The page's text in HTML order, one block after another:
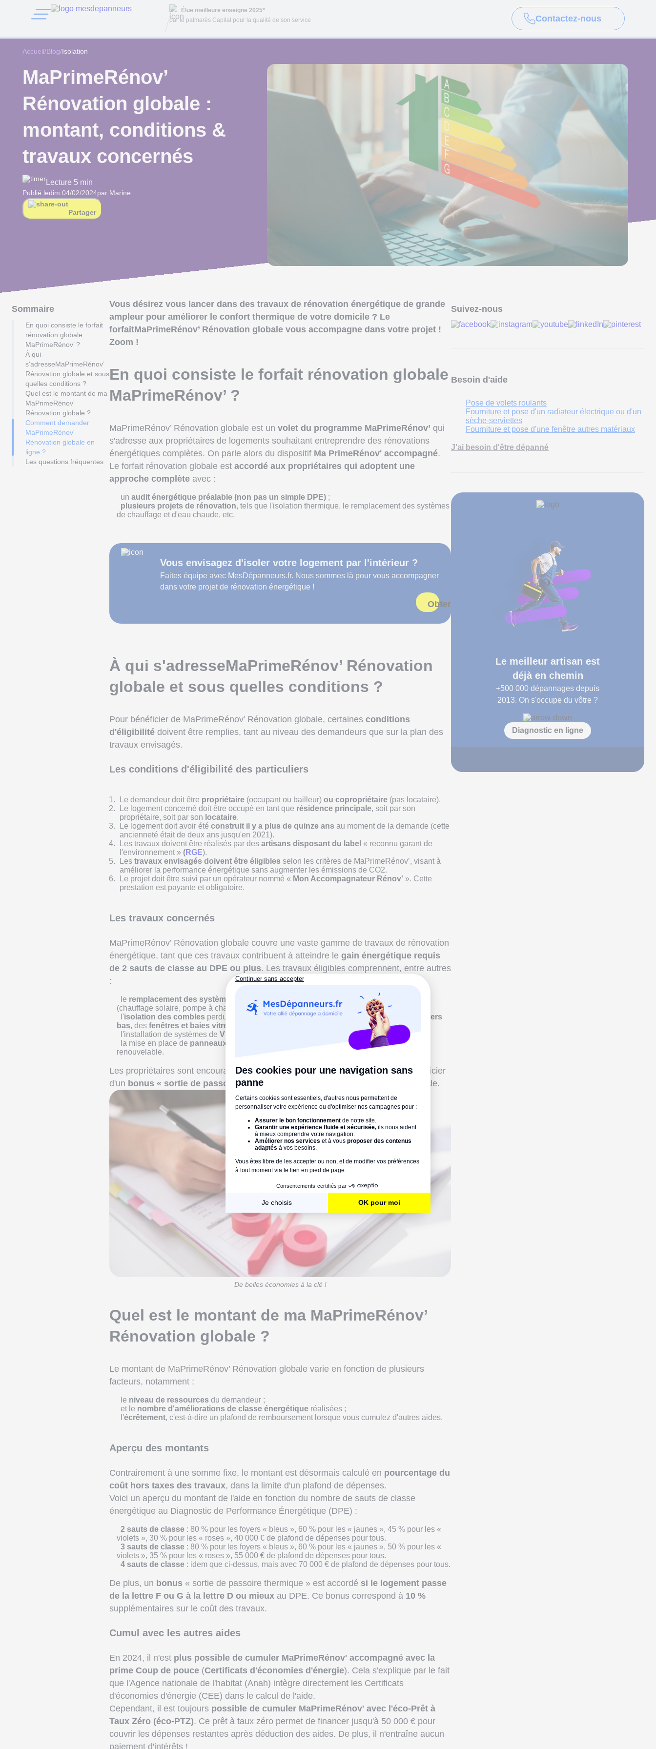
Élue meilleure enseigne 2025*
par le palmarès Capital pour la qualité de son service
Contactez-nous
Accueil/Blog/Isolation
MaPrimeRénov’
Rénovation globale :
montant, conditions &
travaux concernés
Lecture 5 min
Publié ledim 04/02/2024par Marine
Partager
Sommaire
En quoi consiste le forfait
rénovation globale
MaPrimeRénov’ ?
À qui
s'adresseMaPrimeRénov’
Rénovation globale et sous
quelles conditions ?
Quel est le montant de ma
MaPrimeRénov’
Rénovation globale ?
Comment demander
MaPrimeRénov'
Rénovation globale en
ligne ?
Les questions fréquentes
Vous désirez vous lancer dans des travaux de rénovation énergétique de grande
ampleur pour améliorer le confort thermique de votre domicile ? Le
forfaitMaPrimeRénov’ Rénovation globale vous accompagne dans votre projet !
Zoom !
En quoi consiste le forfait rénovation globale
MaPrimeRénov’ ?
MaPrimeRénov’ Rénovation globale est un volet du programme MaPrimeRénov’ qui
s'adresse aux propriétaires de logements souhaitant entreprendre des rénovations
énergétiques complètes. On parle alors du dispositif Ma PrimeRénov' accompagné.
Le forfait rénovation globale est accordé aux propriétaires qui adoptent une
approche complète avec :
un audit énergétique préalable (non pas un simple DPE) ;
plusieurs projets de rénovation, tels que l'isolation thermique, le remplacement des systèmes
de chauffage et d'eau chaude, etc.
Vous envisagez d'isoler votre logement par l'intérieur ?
Faites équipe avec MesDépanneurs.fr. Nous sommes là pour vous accompagner
dans votre projet de rénovation énergétique !
Obtenir un devis
À qui s'adresseMaPrimeRénov’ Rénovation
globale et sous quelles conditions ?
Pour bénéficier de MaPrimeRénov’ Rénovation globale, certaines conditions
d'éligibilité doivent être remplies, tant au niveau des demandeurs que sur la plan des
travaux envisagés.
Les conditions d'éligibilité des particuliers
Le demandeur doit être propriétaire (occupant ou bailleur) ou copropriétaire (pas locataire).
Le logement concerné doit être occupé en tant que résidence principale, soit par son
propriétaire, soit par son locataire.
Le logement doit avoir été construit il y a plus de quinze ans au moment de la demande (cette
ancienneté était de deux ans jusqu'en 2021).
Les travaux doivent être réalisés par des artisans disposant du label « reconnu garant de
l'environnement » (RGE).
Les travaux envisagés doivent être éligibles selon les critères de MaPrimeRénov’, visant à
améliorer la performance énergétique sans augmenter les émissions de CO2.
Le projet doit être suivi par un opérateur nommé « Mon Accompagnateur Rénov' ». Cette
prestation est payante et obligatoire.
Les travaux concernés
MaPrimeRénov’ Rénovation globale couvre une vaste gamme de travaux de rénovation
énergétique, tant que ces travaux contribuent à atteindre le gain énergétique requis
de 2 sauts de classe au DPE ou plus. Les travaux éligibles comprennent, entre autres
:
le remplacement des systèmes de chauffage par des options plus écoresponsables
(chauffage solaire, pompe à chaleur air/eau ou air/air, d'un poêle à bûches ou à granulés) ;
l'isolation des combles perdus ou aménageables,des murs par l'extérieur, des
planchers
bas, des fenêtres et baies vitrées
l'installation de systèmes de VMC simple ou double-flux
la mise en place de panneaux photovoltaïques
pour produire de l'électricité verte et
renouvelable.
Les propriétaires sont encouragés à réaliser un « bouquet de travaux » pour bénéficier
d'un bonus « sortie de passoire thermique » et augmenter le montant de leur aide.
De belles économies à la clé !
Quel est le montant de ma MaPrimeRénov’
Rénovation globale ?
Le montant de MaPrimeRénov’ Rénovation globale varie en fonction de plusieurs
facteurs, notamment :
le niveau de ressources du demandeur ;
et le nombre d'améliorations de classe énergétique réalisées ;
l'écrêtement, c'est-à-dire un plafond de remboursement lorsque vous cumulez d'autres aides.
Aperçu des montants
Contrairement à une somme fixe, le montant est désormais calculé en pourcentage du
coût hors taxes des travaux, dans la limite d'un plafond de dépenses.
Voici un aperçu du montant de l'aide en fonction du nombre de sauts de classe
énergétique au Diagnostic de Performance Énergétique (DPE) :
2 sauts de classe : 80 % pour les foyers « bleus », 60 % pour les « jaunes », 45 % pour les «
violets », 30 % pour les « roses », 40 000 € de plafond de dépenses pour tous.
3 sauts de classe : 80 % pour les foyers « bleus », 60 % pour les « jaunes », 50 % pour les «
violets », 35 % pour les « roses », 55 000 € de plafond de dépenses pour tous.
4 sauts de classe : idem que ci-dessus, mais avec 70 000 € de plafond de dépenses pour tous.
De plus, un bonus « sortie de passoire thermique » est accordé si le logement passe
de la lettre F ou G à la lettre D ou mieux au DPE. Ce bonus correspond à 10 %
supplémentaires sur le coût des travaux.
Cumul avec les autres aides
En 2024, il n'est plus possible de cumuler MaPrimeRénov' accompagné avec la
prime Coup de pouce (Certificats d'économies d'énergie). Cela s'explique par le fait
que l'Agence nationale de l'habitat (Anah) intègre directement les Certificats
d'économies d'énergie (CEE) dans le calcul de l'aide.
Cependant, il est toujours possible de cumuler MaPrimeRénov' avec l'éco-Prêt à
Taux Zéro (éco-PTZ). Ce prêt à taux zéro permet de financer jusqu'à 50 000 € pour
couvrir les dépenses restantes après déduction des aides. De plus, il n'entraîne aucun
paiement d'intérêts !
Suivez-nous
Besoin d'aide
Pose de volets roulants
Fourniture et pose d'un radiateur électrique ou d'un
sèche-serviettes
Fourniture et pose d'une fenêtre autres matériaux
J'ai besoin d'être dépanné
Le meilleur artisan est
déjà en chemin
+500 000 dépannages depuis
2013. On s'occupe du vôtre ?
Diagnostic en ligne